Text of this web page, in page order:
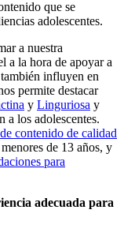
que se
adolescentes.
a nuestra
a la hora de apoyar a
influyen en
permite destacar
y Linguriosa y
a los adolescentes.
contenido de calidad
de 13 años, y
para
adecuada para